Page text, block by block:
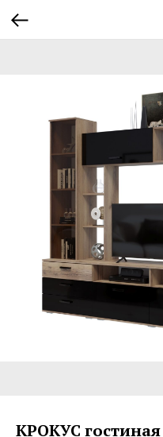
КРОКУС гостиная